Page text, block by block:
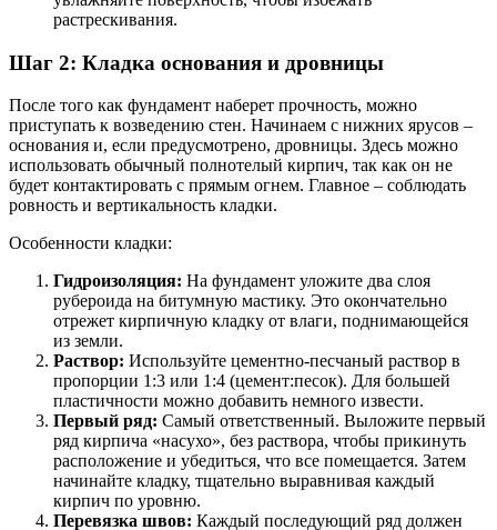
растрескивания.
Шаг 2: Кладка основания и дровницы
После того как фундамент наберет прочность, можно
приступать к возведению стен. Начинаем с нижних ярусов –
основания и, если предусмотрено, дровницы. Здесь можно
использовать обычный полнотелый кирпич, так как он не
будет контактировать с прямым огнем. Главное – соблюдать
ровность и вертикальность кладки.
Особенности кладки:
Гидроизоляция: На фундамент уложите два слоя
рубероида на битумную мастику. Это окончательно
отрежет кирпичную кладку от влаги, поднимающейся
из земли.
Раствор: Используйте цементно-песчаный раствор в
пропорции 1:3 или 1:4 (цемент:песок). Для большей
пластичности можно добавить немного извести.
Первый ряд: Самый ответственный. Выложите первый
ряд кирпича «насухо», без раствора, чтобы прикинуть
расположение и убедиться, что все помещается. Затем
начинайте кладку, тщательно выравнивая каждый
кирпич по уровню.
Перевязка швов: Каждый последующий ряд должен